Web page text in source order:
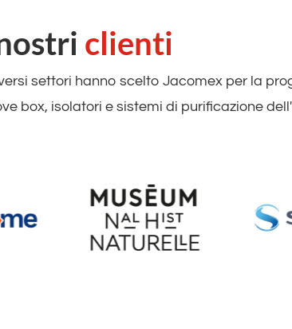
clienti
settori hanno scelto Jacomex per la
box, isolatori e sistemi di purificazione